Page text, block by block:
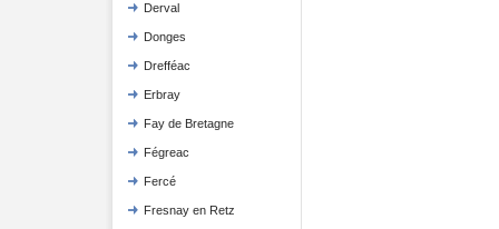
Derval
Donges
Drefféac
Erbray
Fay de Bretagne
Fégreac
Fercé
Fresnay en Retz